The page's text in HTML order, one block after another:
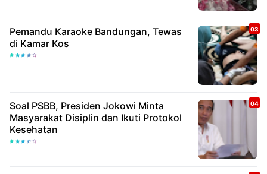
Pemandu Karaoke Bandungan, Tewas
di Kamar Kos
Soal PSBB, Presiden Jokowi Minta
Masyarakat Disiplin dan Ikuti Protokol
Kesehatan